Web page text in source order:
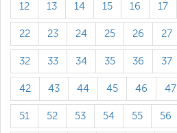
12 13 14 15 16 17
22 23 24 25 26 27
32 33 34 35 36 37
42 43 44 45 46 47
51 52 53 54 55 56